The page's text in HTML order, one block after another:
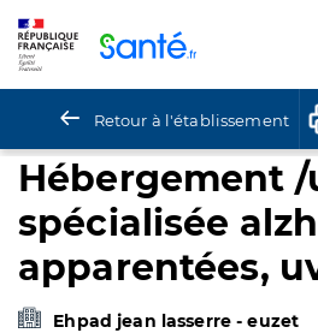
Retour à l'établissement
Hébergement
spécialisée
apparentées,
Ehpad jean lasserre - euzet